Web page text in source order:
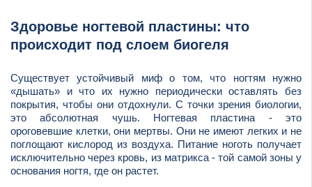
Здоровье ногтевой пластины: что
происходит под слоем биогеля
Существует устойчивый миф о том, что ногтям нужно
«дышать» и что их нужно периодически оставлять без
покрытия, чтобы они отдохнули. С точки зрения биологии,
это абсолютная чушь. Ногтевая пластина - это
ороговевшие клетки, они мертвы. Они не имеют легких и не
поглощают кислород из воздуха. Питание ноготь получает
исключительно через кровь, из матрикса - той самой зоны у
основания ногтя, где он растет.